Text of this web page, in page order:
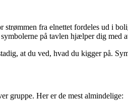
fra elnettet fordeles ud i
på tavlen hjælper dig med
at du ved, hvad du kigger på.
gruppe. Her er de mest almindelige: